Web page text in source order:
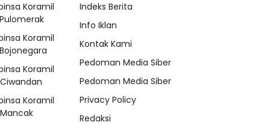
Koramil
Koramil
Koramil
Koramil
Indeks Berita
Info Iklan
Kontak Kami
Pedoman Media Siber
Pedoman Media Siber
Privacy Policy
Redaksi